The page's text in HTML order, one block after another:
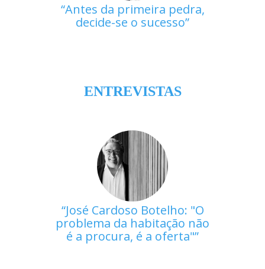
Antes da primeira pedra,
decide-se o sucesso
ENTREVISTAS
José Cardoso Botelho: "O
problema da habitação não
é a procura, é a oferta"